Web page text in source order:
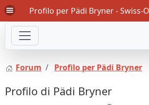
Forum Profilo per Pädi Bryner
Profilo di Pädi Bryner